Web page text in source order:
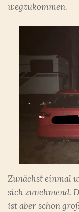
wegzukommen.
Zunächst einmal
sich zunehmend.
ist aber schon